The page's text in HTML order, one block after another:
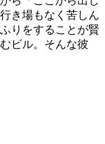
き場もなく苦しん
りをすることが賢
ビル。そんな彼